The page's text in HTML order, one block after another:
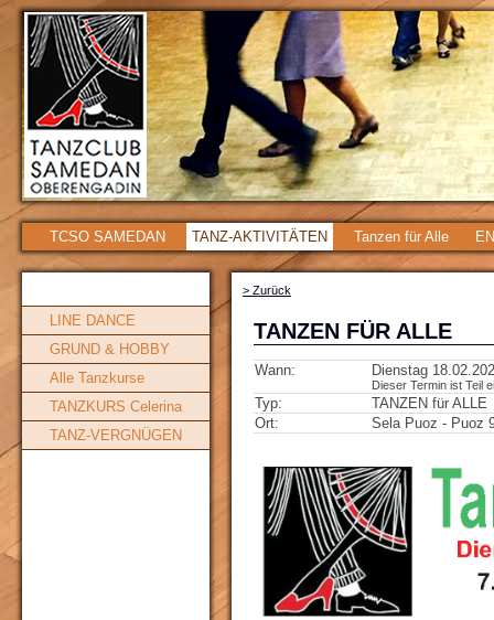
TCSO SAMEDAN TANZ-AKTIVITÄTEN Tanzen für Alle
LINE DANCE
GRUND & HOBBY
Alle Tanzkurse
TANZKURS Celerina
TANZ-VERGNÜGEN
> Zurück
TANZEN FÜR ALLE
Wann: Dienstag
Dieser Termin ist Teil
Typ:
TANZEN für ALLE
Ort:
Sela Puoz - Puoz